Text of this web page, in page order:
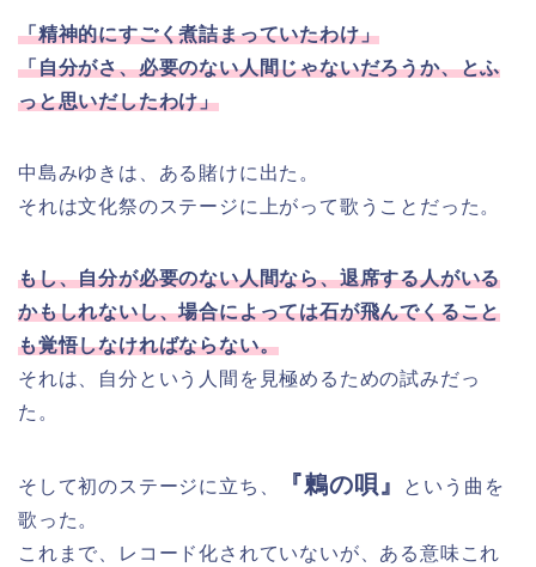
「精神的にすごく煮詰まっていたわけ」
「自分がさ、必要のない人間じゃないだろうか、とふ
っと思いだしたわけ」
中島みゆきは、ある賭けに出た。
それは文化祭のステージに上がって歌うことだった。
もし、自分が必要のない人間なら、退席する人がいる
かもしれないし、場合によっては石が飛んでくること
も覚悟しなければならない。
それは、自分という人間を見極めるための試みだっ
た。
そして初のステージに立ち、 『鶫の唄』
という曲を
歌った。
これまで、レコード化されていないが、ある意味これ